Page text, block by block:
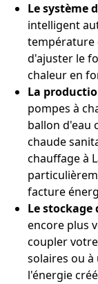
Le système
intelligent
température
d'ajuster le
chaleur en
La
pompes à
ballon d'eau
chaude
chauffage à
facture
Le stockage
encore plus
coupler
solaires ou
l'énergie